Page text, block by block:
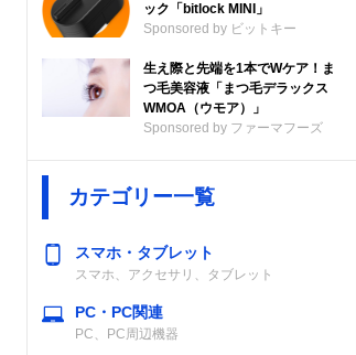
ック「bitlock MINI」
Sponsored by ビットキー
生え際と先端を1本でWケア！ま
つ毛美容液「まつ毛デラックス
WMOA（ウモア）」
Sponsored by ファーマフーズ
カテゴリー一覧
スマホ・タブレット
スマホ、アクセサリ、タブレット
PC・PC関連
PC、PC周辺機器